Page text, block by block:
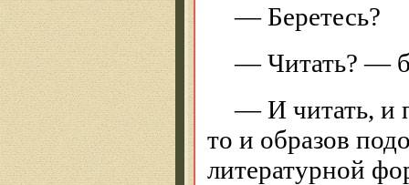
— Беретесь?
— Читать? —
— И читать, и
то и образов
литературной